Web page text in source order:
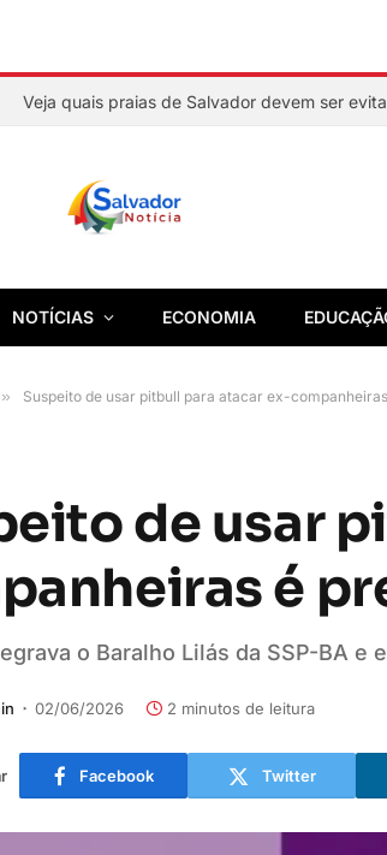
NOTÍCIAS ECONOMIA
» Suspeito de usar pitbull para atacar ex-
de usar
é
o Baralho Lilás da SSP-BA
02/06/2026 2 minutos de leitura
Facebook Twitter